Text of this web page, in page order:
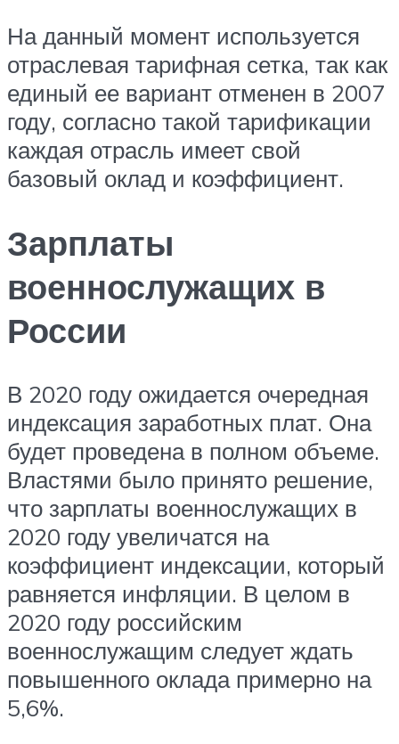
На данный момент используется
отраслевая тарифная сетка, так как
единый ее вариант отменен в 2007
году, согласно такой тарификации
каждая отрасль имеет свой
базовый оклад и коэффициент.
Зарплаты
военнослужащих в
России
В 2020 году ожидается очередная
индексация заработных плат. Она
будет проведена в полном объеме.
Властями было принято решение,
что зарплаты военнослужащих в
2020 году увеличатся на
коэффициент индексации, который
равняется инфляции. В целом в
2020 году российским
военнослужащим следует ждать
повышенного оклада примерно на
5,6%.